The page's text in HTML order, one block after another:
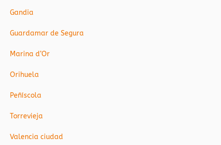
Gandia
Guardamar de Segura
Marina d’Or
Orihuela
Peñíscola
Torrevieja
Valencia ciudad